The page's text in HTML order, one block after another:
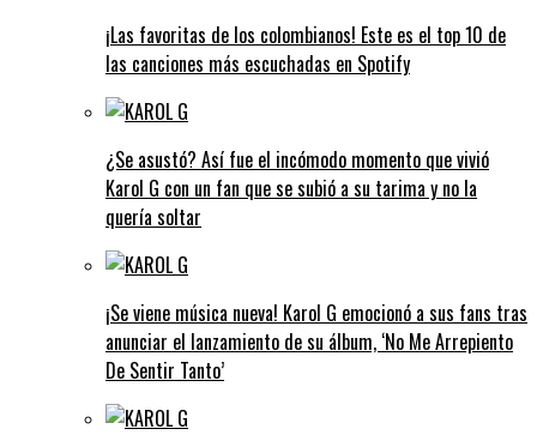
¡Las favoritas de los colombianos! Este es el top 10 de
las canciones más escuchadas en Spotify
¿Se asustó? Así fue el incómodo momento que vivió
Karol G con un fan que se subió a su tarima y no la
quería soltar
¡Se viene música nueva! Karol G emocionó a sus fans tras
anunciar el lanzamiento de su álbum, ‘No Me Arrepiento
De Sentir Tanto’